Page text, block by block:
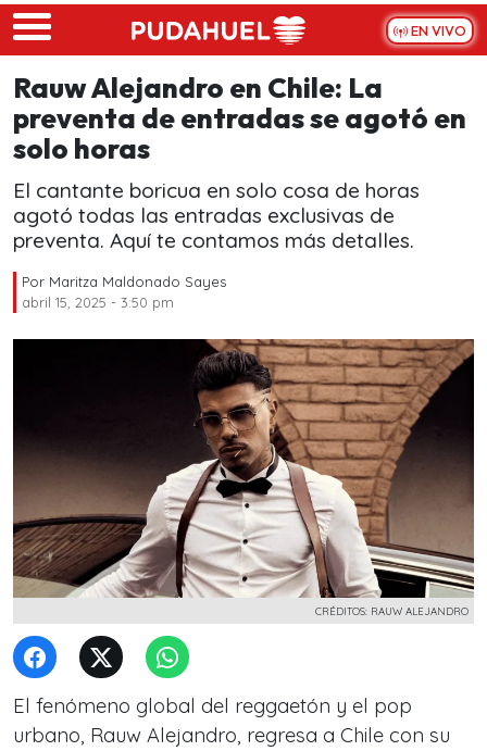
Skip to main content
EN VIVO
Rauw Alejandro en Chile: La
preventa de entradas se agotó en
solo horas
El cantante boricua en solo cosa de horas
agotó todas las entradas exclusivas de
preventa. Aquí te contamos más detalles.
Por Maritza Maldonado Sayes
abril 15, 2025 - 3:50 pm
CRÉDITOS: RAUW ALEJANDRO
El fenómeno global del reggaetón y el pop
urbano, Rauw Alejandro, regresa a Chile con su